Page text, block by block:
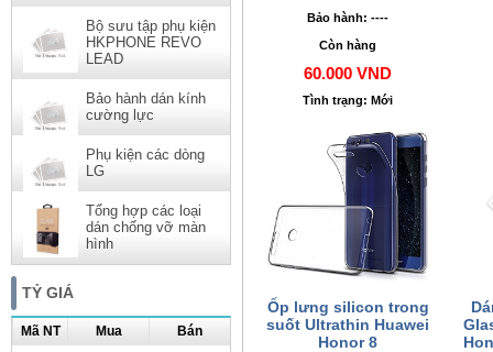
Bộ sưu tập phụ kiện
HKPHONE REVO
LEAD
Bảo hành dán kính
cường lực
Phụ kiện các dòng
LG
Tổng hợp các loại
dán chống vỡ màn
hình
TỶ GIÁ
Mã NT Mua Bán
Bảo hành: ----
Còn hàng
60.000 VND
Tình trạng: Mới
Ốp lưng silicon trong
suốt Ultrathin Huawei
Honor 8